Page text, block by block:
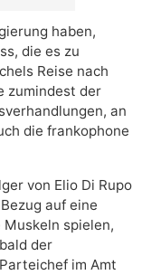
haben,
die es zu
Reise nach
zumindest der
an
die frankophone
von Elio Di Rupo
auf eine
spielen,
der
im Amt